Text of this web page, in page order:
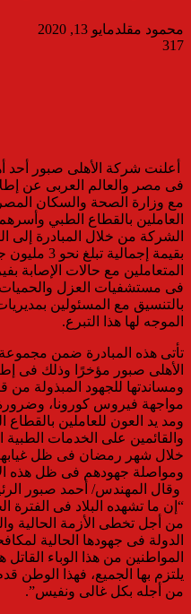
محمود مقلدمايو 13, 2020
317
أعلنت شركة الأهلى صبور
أحد
فى مصر والعالم العربى عن
مع وزارة الصحة والسكان
العاملين بالقطاع الطبي
الشركة من خلال المبادرة إلى
بقيمة إجمالية تبلغ نحو 3 مليون جنيه مصرى
فى مستشفيات العزل والحميات
بالتنسيق مع المسئولين
الموجه لها هذا التبرع.
تأتى هذه المبادرة ضمن
الأهلى صبور مؤخرًا وذلك فى
ومساندتها للجهود المبذولة
مواجهة فيروس كورونا،
ومد يد العون للعاملين
والقائمين على الخدمات
خلال شهر رمضان فى ظل
ومواصلة جهودهم فى ظل هذه
وقال المهندس/ أحمد صبور
“إن ما تشهده البلاد فى الفترة
من أجل تخطى الأزمة الحالية
الدولة فى جهودها الحالية
المواطنين من هذا الوباء
يلتزم بها الجميع، فهذا الوطن
من أجله بكل غالى ونفيس”.